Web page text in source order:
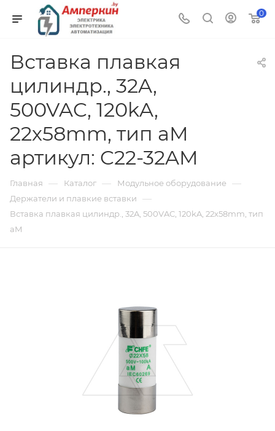
0
Вставка плавкая
цилиндр., 32A,
500VAC, 120kA,
22х58mm, тип aM
артикул: C22-32AM
Главная — Каталог — Модульное оборудование —
Держатели и плавкие вставки —
Вставка плавкая цилиндр., 32A, 500VAC, 120kA, 22х58mm, тип
aM